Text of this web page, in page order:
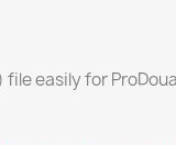
easily for